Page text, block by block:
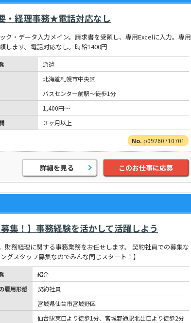
・経理事務★電話対応なし
ク・データ入力メイン。請求書を受領し、専用Excelに入力。専用
します。電話対応なし。時給1400円
派遣
北海道札幌市中央区
バスセンター前駅～徒歩1分
1,400円～
３ヶ月以上
p09260710701
詳細を見る このお仕事に応募
集！】事務経験を活かして活躍しよう
財務経理に関する事務業務をお任せします。 契約社員での募集な
グスタッフ募集なのでみんな同じスタート！】
紹介
雇用形態
契約社員
宮城県仙台市宮城野区
仙台駅東口より徒歩1分、宮城野通駅北出口より徒歩2分